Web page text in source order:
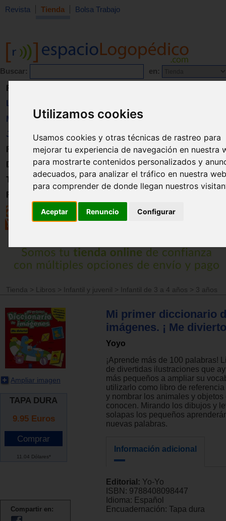
Utilizamos cookies
Usamos cookies y otras técnicas de rastreo para
mejorar tu experiencia de navegación en nuestra
para mostrarte contenidos personalizados y
adecuados, para analizar el tráfico en nuestra
para comprender de donde llegan nuestros
Aceptar Renuncio Configurar
Revista Tienda Bolsa Trabajo
Buscar: en:
Revista
Libros
Material
Juguetes
Formación
Directorio
Trabajo
Registro
Tienda > Libros > Infantil y juvenil > Infantil de 3 a 4 años > 3 años
Ampliar imagen
TAPA DURA
9.95 Euros
11.04 Dólares*
Compartir en:
Mi primer diccionario
imágenes. ¡ Me
Yoyo
¡Aprende más de 100 palabras!
de divertidas ilustraciones que
más pequeños a ampliar su
utilizarlo como libro de
y nombrar los animales y objetos
conocen. Mirando los dibujos y
solapas los pequeños
nuevas palabras.
Información adicional
Editorial: Yo-Yo
ISBN: 9788408098447
Idioma: Español
Encuadernación: Tapa dura